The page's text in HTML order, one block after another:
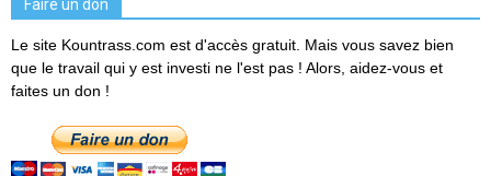
Faire un don
Le site Kountrass.com est d'accès gratuit. Mais vous savez bien
que le travail qui y est investi ne l'est pas ! Alors, aidez-vous et
faites un don !